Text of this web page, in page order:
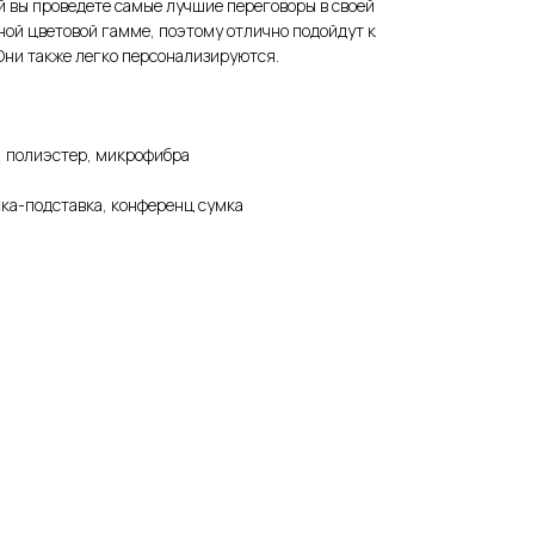
вы проведете самые лучшие переговоры в своей
цветовой гамме, поэтому отлично подойдут к
также легко персонализируются.
микрофибра
подставка, конференц сумка